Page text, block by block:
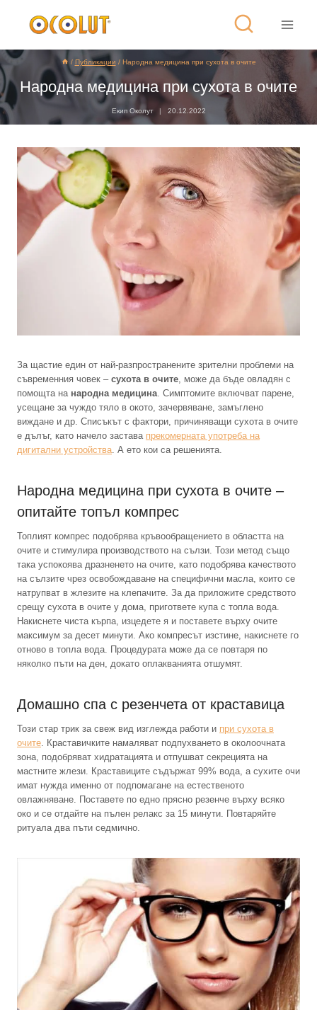
/ Публикации / Народна медицина при сухота в очите
Народна медицина при сухота в очите
Екип Околут 20.12.2022
За щастие един от най-разпространените зрителни проблеми на
съвременния човек – сухота в очите, може да бъде овладян с
помощта на народна медицина. Симптомите включват парене,
усещане за чуждо тяло в окото, зачервяване, замъглено
виждане и др. Списъкът с фактори, причиняващи сухота в очите
е дълъг, като начело застава прекомерната употреба на
дигитални устройства. А ето кои са решенията.
Народна медицина при сухота в очите –
опитайте топъл компрес
Топлият компрес подобрява кръвообращението в областта на
очите и стимулира производството на сълзи. Този метод също
така успокоява дразненето на очите, като подобрява качеството
на сълзите чрез освобождаване на специфични масла, които се
натрупват в жлезите на клепачите. За да приложите средството
срещу сухота в очите у дома, пригответе купа с топла вода.
Накиснете чиста кърпа, изцедете я и поставете върху очите
максимум за десет минути. Ако компресът изстине, накиснете го
отново в топла вода. Процедурата може да се повтаря по
няколко пъти на ден, докато оплакванията отшумят.
Домашно спа с резенчета от краставица
Този стар трик за свеж вид изглежда работи и при сухота в
очите. Краставичките намаляват подпухването в околоочната
зона, подобряват хидратацията и отпушват секрецията на
мастните жлези. Краставиците съдържат 99% вода, а сухите очи
имат нужда именно от подпомагане на естественото
овлажняване. Поставете по едно прясно резенче върху всяко
око и се отдайте на пълен релакс за 15 минути. Повтаряйте
ритуала два пъти седмично.